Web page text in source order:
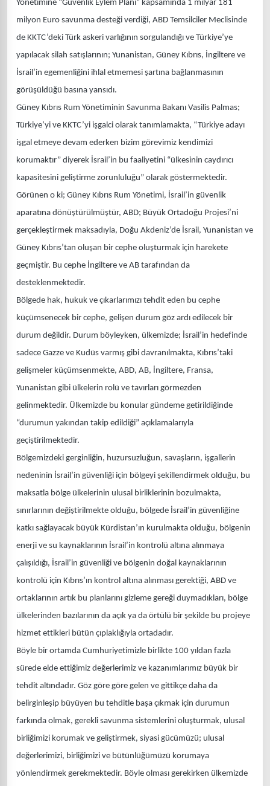
Yönetimine “Güvenlik Eylem Planı” kapsamında 1 milyar 181
milyon Euro savunma desteği verdiği, ABD Temsilciler Meclisinde
de KKTC’deki Türk askeri varlığının sorgulandığı ve Türkiye’ye
yapılacak silah satışlarının; Yunanistan, Güney Kıbrıs, İngiltere ve
İsrail’in egemenliğini ihlal etmemesi şartına bağlanmasının
görüşüldüğü basına yansıdı.
Güney Kıbrıs Rum Yönetiminin Savunma Bakanı Vasilis Palmas;
Türkiye’yi ve KKTC’yi işgalci olarak tanımlamakta, “Türkiye adayı
işgal etmeye devam ederken bizim görevimiz kendimizi
korumaktır” diyerek İsrail’in bu faaliyetini “ülkesinin caydırıcı
kapasitesini geliştirme zorunluluğu” olarak göstermektedir.
Görünen o ki; Güney Kıbrıs Rum Yönetimi, İsrail’in güvenlik
aparatına dönüştürülmüştür, ABD; Büyük Ortadoğu Projesi’ni
gerçekleştirmek maksadıyla, Doğu Akdeniz’de İsrail, Yunanistan ve
Güney Kıbrıs’tan oluşan bir cephe oluşturmak için harekete
geçmiştir. Bu cephe İngiltere ve AB tarafından da
desteklenmektedir.
Bölgede hak, hukuk ve çıkarlarımızı tehdit eden bu cephe
küçümsenecek bir cephe, gelişen durum göz ardı edilecek bir
durum değildir. Durum böyleyken, ülkemizde; İsrail’in hedefinde
sadece Gazze ve Kudüs varmış gibi davranılmakta, Kıbrıs’taki
gelişmeler küçümsenmekte, ABD, AB, İngiltere, Fransa,
Yunanistan gibi ülkelerin rolü ve tavırları görmezden
gelinmektedir. Ülkemizde bu konular gündeme getirildiğinde
“durumun yakından takip edildiği” açıklamalarıyla
geçiştirilmektedir.
Bölgemizdeki gerginliğin, huzursuzluğun, savaşların, işgallerin
nedeninin İsrail’in güvenliği için bölgeyi şekillendirmek olduğu, bu
maksatla bölge ülkelerinin ulusal birliklerinin bozulmakta,
sınırlarının değiştirilmekte olduğu, bölgede İsrail’in güvenliğine
katkı sağlayacak büyük Kürdistan’ın kurulmakta olduğu, bölgenin
enerji ve su kaynaklarının İsrail’in kontrolü altına alınmaya
çalışıldığı, İsrail’in güvenliği ve bölgenin doğal kaynaklarının
kontrolü için Kıbrıs’ın kontrol altına alınması gerektiği, ABD ve
ortaklarının artık bu planlarını gizleme gereği duymadıkları, bölge
ülkelerinden bazılarının da açık ya da örtülü bir şekilde bu projeye
hizmet ettikleri bütün çıplaklığıyla ortadadır.
Böyle bir ortamda Cumhuriyetimizle birlikte 100 yıldan fazla
sürede elde ettiğimiz değerlerimiz ve kazanımlarımız büyük bir
tehdit altındadır. Göz göre göre gelen ve gittikçe daha da
belirginleşip büyüyen bu tehditle başa çıkmak için durumun
farkında olmak, gerekli savunma sistemlerini oluşturmak, ulusal
birliğimizi korumak ve geliştirmek, siyasi gücümüzü; ulusal
değerlerimizi, birliğimizi ve bütünlüğümüzü korumaya
yönlendirmek gerekmektedir. Böyle olması gerekirken ülkemizde